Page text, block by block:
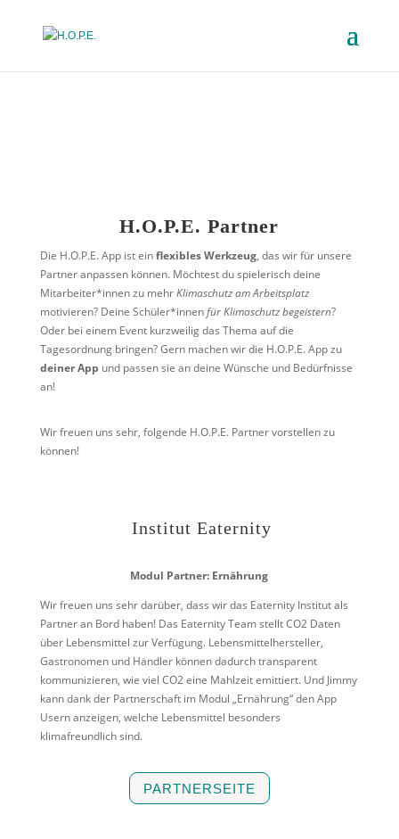
H.O.P.E. Partner
Die H.O.P.E. App ist einflexibles Werkzeug, das wir für unsere
Partner anpassen können. Möchtest du spielerisch deine
Mitarbeiter*innen zu mehrKlimaschutz am Arbeitsplatz
motivieren? Deine Schüler*innenfür Klimaschutz begeistern?
Oder bei einem Event kurzweilig das Thema auf die
Tagesordnung bringen? Gern machen wir die H.O.P.E. App zu
deiner App und passen sie an deine Wünsche und Bedürfnisse
an!
Wir freuen uns sehr, folgende H.O.P.E. Partner vorstellen zu
können!
Institut Eaternity
Modul Partner: Ernährung
Wir freuen uns sehr darüber, dass wir das Eaternity Institut als
Partner an Bord haben! Das Eaternity Team stellt CO2 Daten
über Lebensmittel zur Verfügung. Lebensmittelhersteller,
Gastronomen und Händler können dadurch transparent
kommunizieren, wie viel CO2 eine Mahlzeit emittiert. Und Jimmy
kann dank der Partnerschaft im Modul „Ernährung“ den App
Usern anzeigen, welche Lebensmittel besonders
klimafreundlich sind.
PARTNERSEITE